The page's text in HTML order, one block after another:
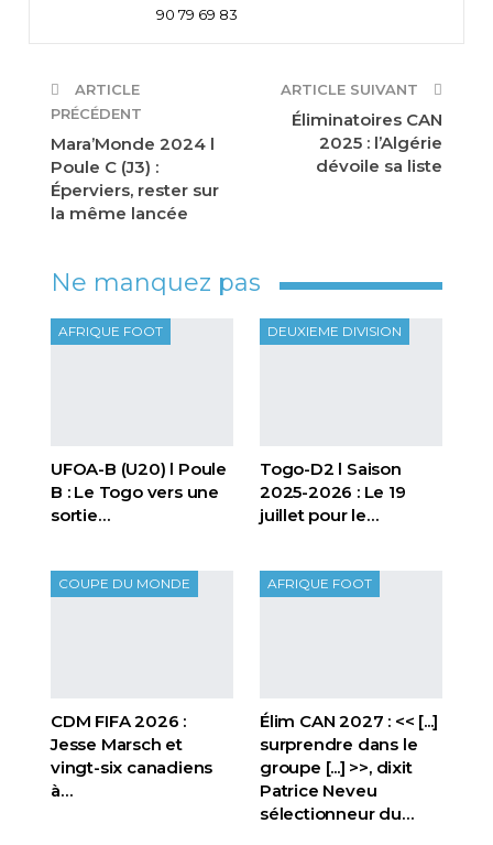
90 79 69 83
ARTICLE
PRÉCÉDENT
Mara’Monde 2024 l
Poule C (J3) :
Éperviers, rester sur
la même lancée
ARTICLE SUIVANT
Éliminatoires CAN
2025 : l’Algérie
dévoile sa liste
Ne manquez pas
AFRIQUE FOOT
UFOA-B (U20) l Poule
B : Le Togo vers une
sortie…
DEUXIEME DIVISION
Togo-D2 l Saison
2025-2026 : Le 19
juillet pour le…
COUPE DU MONDE
CDM FIFA 2026 :
Jesse Marsch et
vingt-six canadiens
à…
AFRIQUE FOOT
Élim CAN 2027 : << [...]
surprendre dans le
groupe [...] >>, dixit
Patrice Neveu
sélectionneur du…